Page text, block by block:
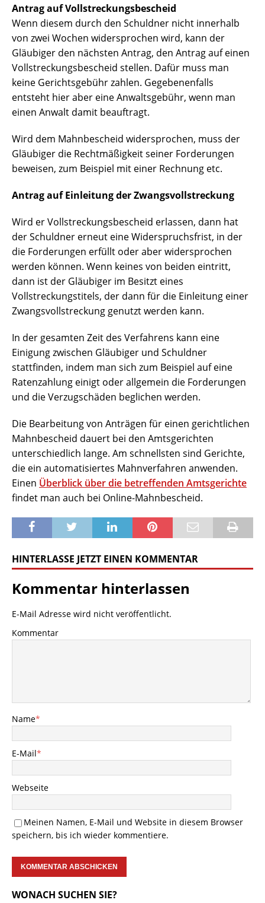
Antrag auf Vollstreckungsbescheid
Wenn diesem durch den Schuldner nicht innerhalb
von zwei Wochen widersprochen wird, kann der
Gläubiger den nächsten Antrag, den Antrag auf einen
Vollstreckungsbescheid stellen. Dafür muss man
keine Gerichtsgebühr zahlen. Gegebenenfalls
entsteht hier aber eine Anwaltsgebühr, wenn man
einen Anwalt damit beauftragt.
Wird dem Mahnbescheid widersprochen, muss der
Gläubiger die Rechtmäßigkeit seiner Forderungen
beweisen, zum Beispiel mit einer Rechnung etc.
Antrag auf Einleitung der Zwangsvollstreckung
Wird er Vollstreckungsbescheid erlassen, dann hat
der Schuldner erneut eine Widerspruchsfrist, in der
die Forderungen erfüllt oder aber widersprochen
werden können. Wenn keines von beiden eintritt,
dann ist der Gläubiger im Besitzt eines
Vollstreckungstitels, der dann für die Einleitung einer
Zwangsvollstreckung genutzt werden kann.
In der gesamten Zeit des Verfahrens kann eine
Einigung zwischen Gläubiger und Schuldner
stattfinden, indem man sich zum Beispiel auf eine
Ratenzahlung einigt oder allgemein die Forderungen
und die Verzugschäden beglichen werden.
Die Bearbeitung von Anträgen für einen gerichtlichen
Mahnbescheid dauert bei den Amtsgerichten
unterschiedlich lange. Am schnellsten sind Gerichte,
die ein automatisiertes Mahnverfahren anwenden.
Einen Überblick über die betreffenden Amtsgerichte
findet man auch bei Online-Mahnbescheid.
HINTERLASSE JETZT EINEN KOMMENTAR
Kommentar hinterlassen
E-Mail Adresse wird nicht veröffentlicht.
Kommentar
Name*
E-Mail*
Webseite
Meinen Namen, E-Mail und Website in diesem Browser
speichern, bis ich wieder kommentiere.
WONACH SUCHEN SIE?